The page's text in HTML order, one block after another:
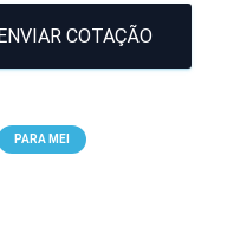
ENVIAR COTAÇÃO
PARA MEI